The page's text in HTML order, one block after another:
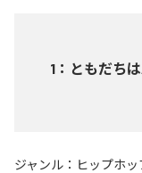
1 ： ともだち
ジャンル： ヒップホ